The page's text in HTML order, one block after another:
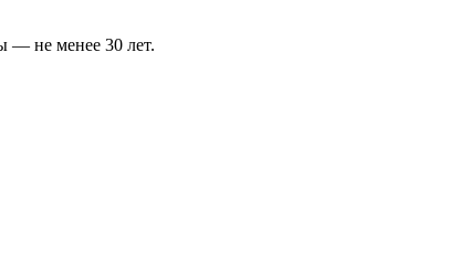
— не менее 30 лет.